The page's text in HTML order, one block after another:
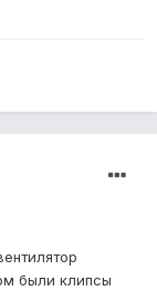
были клипсы